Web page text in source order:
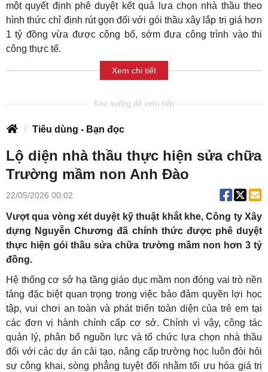
một quyết định phê duyệt kết quả lựa chọn nhà thầu theo
hình thức chỉ định rút gọn đối với gói thầu xây lắp trị giá hơn
1 tỷ đồng vừa được công bố, sớm đưa công trình vào thi
công thực tế.
Xem chi tiết
Tiêu dùng - Bạn đọc
Lộ diện nhà thầu thực hiện sửa chữa
Trường mầm non Anh Đào
22/05/2026 00:02
Vượt qua vòng xét duyệt kỹ thuật khắt khe, Công ty Xây
dựng Nguyễn Chương đã chính thức được phê duyệt
thực hiện gói thầu sửa chữa trường mầm non hơn 3 tỷ
đồng.
Hệ thống cơ sở hạ tầng giáo dục mầm non đóng vai trò nền
tảng đặc biệt quan trọng trong việc bảo đảm quyền lợi học
tập, vui chơi an toàn và phát triển toàn diện của trẻ em tại
các đơn vị hành chính cấp cơ sở. Chính vì vậy, công tác
quản lý, phân bổ nguồn lực và tổ chức lựa chọn nhà thầu
đối với các dự án cải tạo, nâng cấp trường học luôn đòi hỏi
sự công khai, sòng phẳng tuyệt đối nhằm tối ưu hóa giá trị